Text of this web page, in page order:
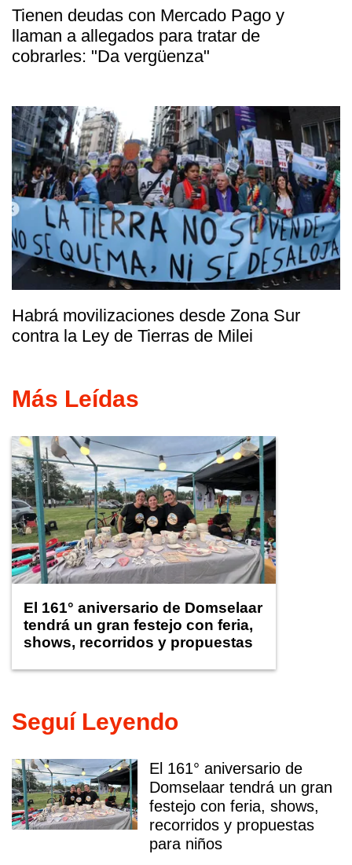
Tienen deudas con Mercado Pago y
llaman a allegados para tratar de
cobrarles: "Da vergüenza"
Habrá movilizaciones desde Zona Sur
contra la Ley de Tierras de Milei
Más Leídas
El 161° aniversario de Domselaar
tendrá un gran festejo con feria,
shows, recorridos y propuestas
Seguí Leyendo
El 161° aniversario de
Domselaar tendrá un gran
festejo con feria, shows,
recorridos y propuestas
para niños